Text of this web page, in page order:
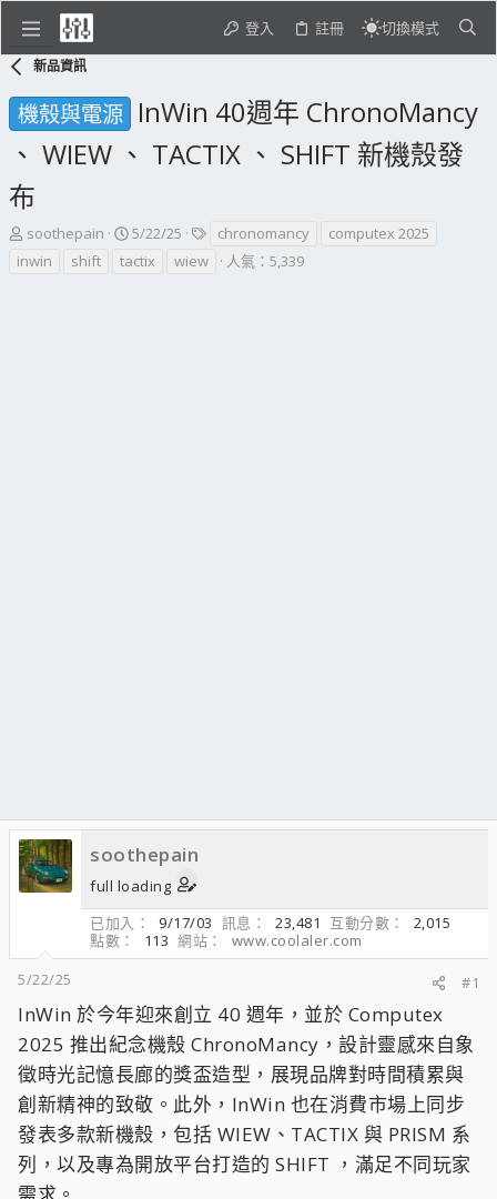
登入 註冊 切換模式
新品資訊
機殼與電源 InWin 40週年 ChronoMancy
、 WIEW 、 TACTIX 、 SHIFT 新機殼發
布
主
soothepain
開
始
5/22/25
標chronomancy
computex 2025
inwin
shift tactix wiew 人氣：5,339
soothepain
full loading
已加入
9/17/03 訊息 23,481 互動分數
2,015
點數
113 網站
www.coolaler.com
5/22/25
#1
InWin 於今年迎來創立 40 週年，並於 Computex
2025 推出紀念機殼 ChronoMancy，設計靈感來自象
徵時光記憶長廊的獎盃造型，展現品牌對時間積累與
創新精神的致敬。此外，InWin 也在消費市場上同步
發表多款新機殼，包括 WIEW、TACTIX 與 PRISM 系
列，以及專為開放平台打造的 SHIFT ，滿足不同玩家